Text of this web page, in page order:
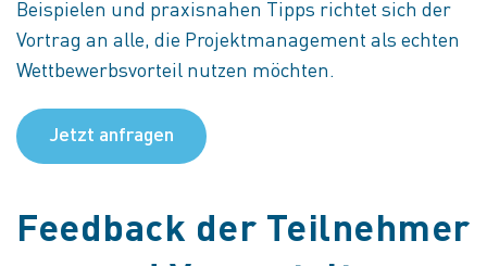
Beispielen und praxisnahen Tipps richtet sich der
Vortrag an alle, die Projektmanagement als echten
Wettbewerbsvorteil nutzen möchten.
Jetzt anfragen
Feedback der Teilnehmer